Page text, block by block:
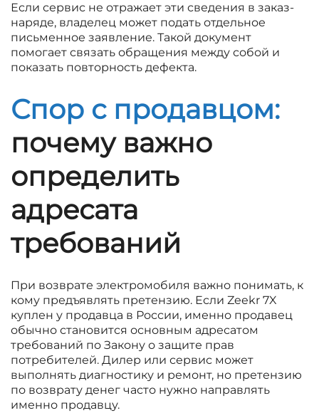
Если сервис не отражает эти сведения в заказ-
наряде, владелец может подать отдельное
письменное заявление. Такой документ
помогает связать обращения между собой и
показать повторность дефекта.
Спор с продавцом:
почему важно
определить
адресата
требований
При возврате электромобиля важно понимать, к
кому предъявлять претензию. Если Zeekr 7X
куплен у продавца в России, именно продавец
обычно становится основным адресатом
требований по Закону о защите прав
потребителей. Дилер или сервис может
выполнять диагностику и ремонт, но претензию
по возврату денег часто нужно направлять
именно продавцу.